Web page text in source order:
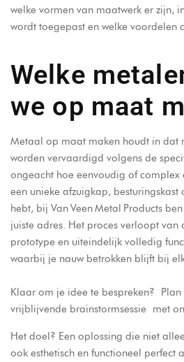
welke vormen van maatwerk er zijn,
wordt toegepast en welke voordelen
Welke
we op maat
Metaal op maat maken houdt in dat
worden vervaardigd volgens de
ongeacht hoe eenvoudig of complex
een unieke afzuigkap,
hebt, bij Van Veen Metal Products
juiste adres. Het proces verloopt van
prototype en uiteindelijk volledig
waarbij je nauw betrokken blijft bij
Klaar om je idee te bespreken?
vrijblijvende brainstormsessie met
Het doel? Een oplossing die niet
ook esthetisch en functioneel perfect